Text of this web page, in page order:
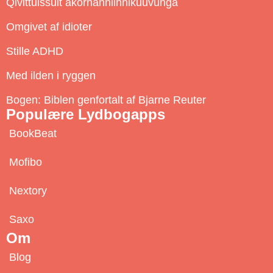
Om
Blog
Qivittuissuit akornanniinnikuuvunga
Omgivet af idioter
Stille ADHD
Med ilden i ryggen
Bogen: Biblen genfortalt af Bjarne Reuter
Populære Lydbogapps
BookBeat
Mofibo
Nextory
Saxo